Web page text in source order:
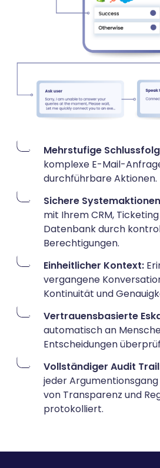
Mehrstufige
komplexe E-Mail-
durchführbare Aktionen.
Sichere
mit Ihrem CRM,
Datenbank durch
Berechtigungen.
Einheitlicher Kontext:
vergangene
Kontinuität und
Vertrauensbasierte
automatisch an
Entscheidungen
Vollständiger Audit
jeder
von Transparenz und
protokolliert.